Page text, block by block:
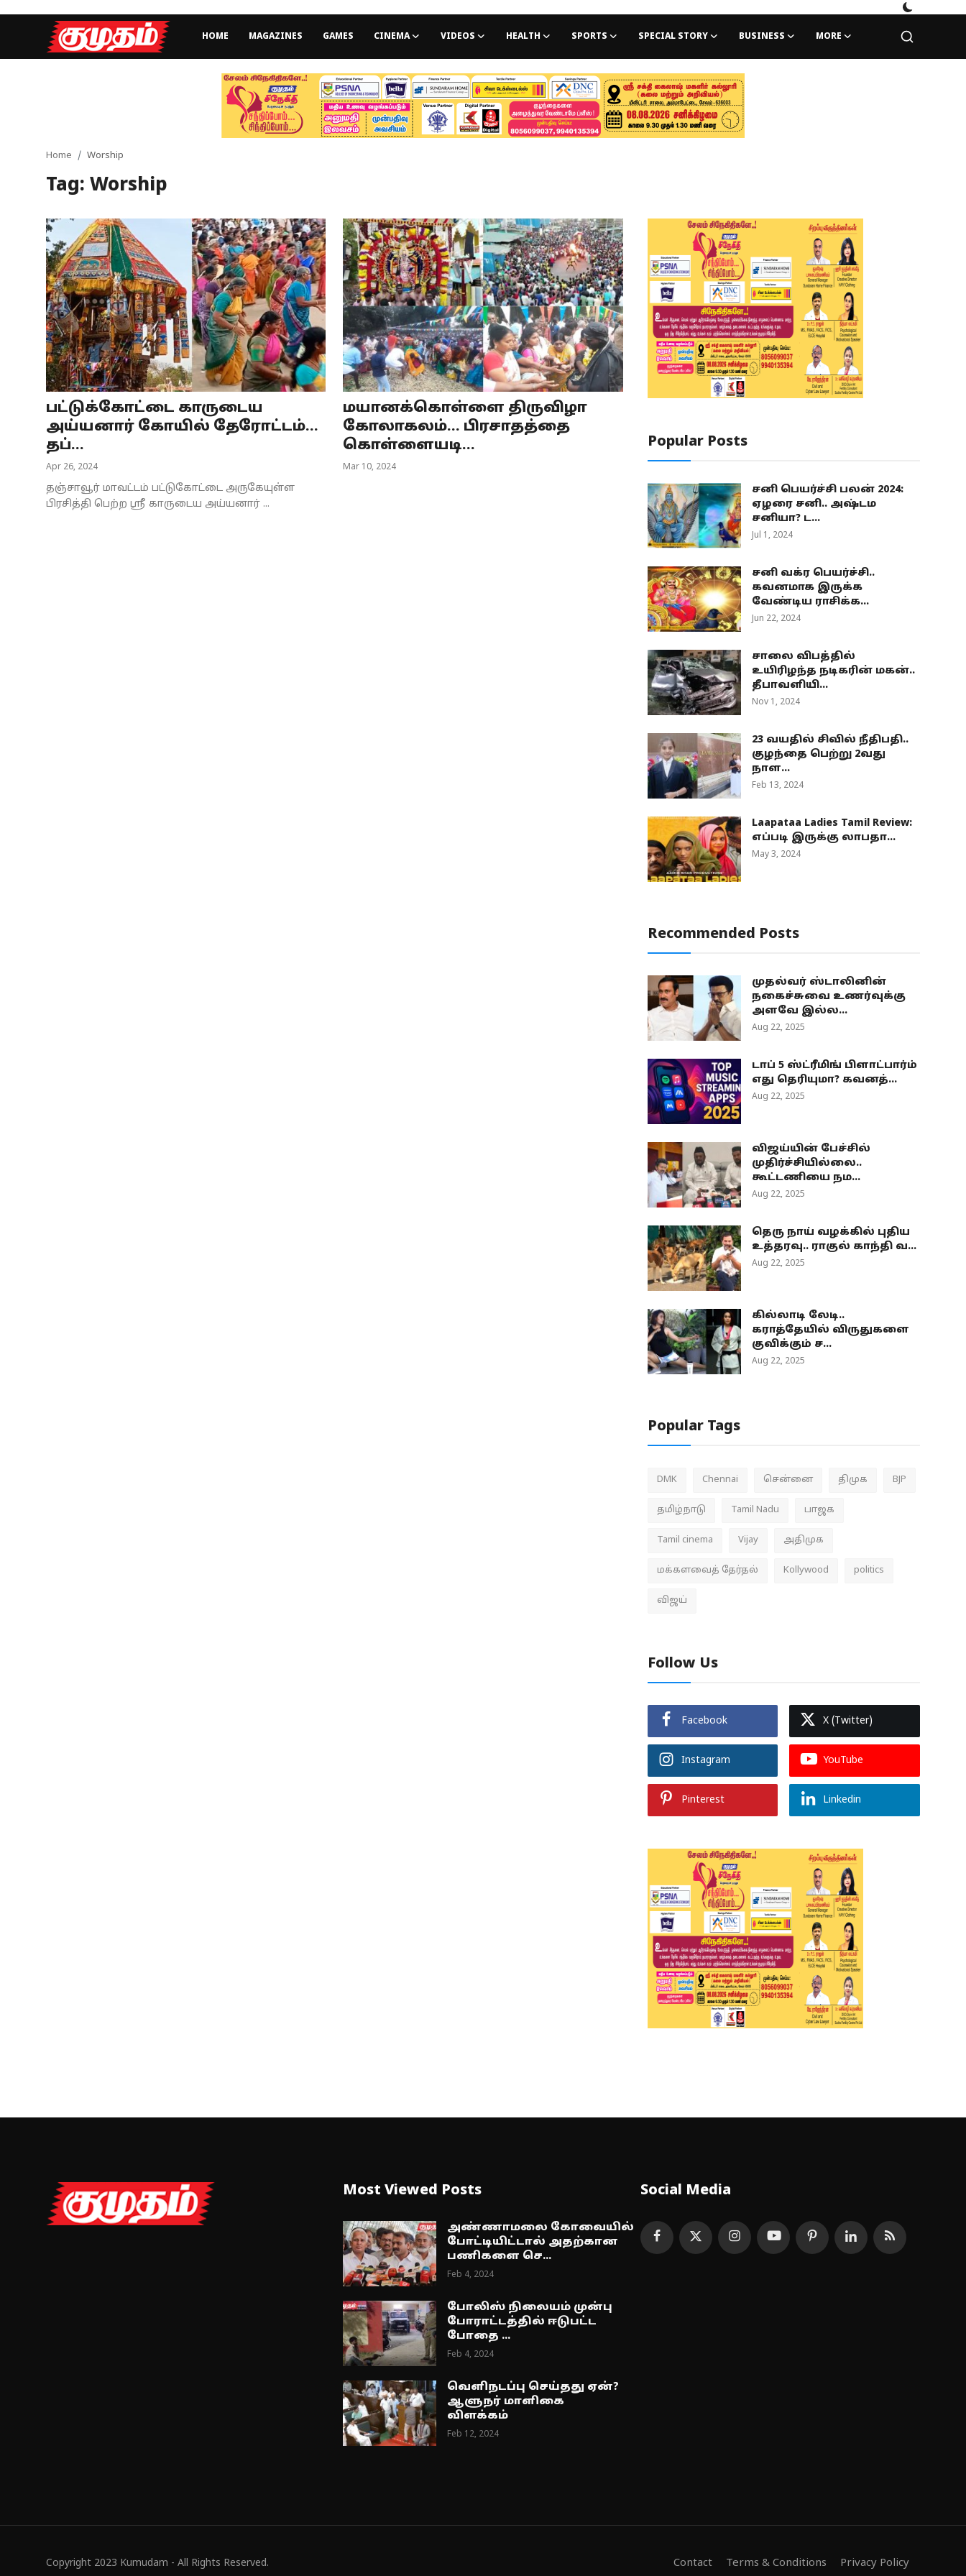
HOME MAGAZINES GAMES CINEMA VIDEOS HEALTH SPORTS SPECIAL STORY BUSINESS MORE
Games
Videos
Health
Special Story
Business
Tamilnadu
National
Astrology
Home Worship
Tag: Worship
பட்டுக்கோட்டை காருடைய
அய்யனார் கோயில் தேரோட்டம்...
தப்...
Apr 26, 2024
தஞ்சாவூர் மாவட்டம் பட்டுகோட்டை அருகேயுள்ள
பிரசித்தி பெற்ற ஸ்ரீ காருடைய அய்யனார் ...
மயானக்கொள்ளை திருவிழா
கோலாகலம்... பிரசாதத்தை
கொள்ளையடி...
Mar 10, 2024
Popular Posts
சனி பெயர்ச்சி பலன் 2024:
ஏழரை சனி.. அஷ்டம
சனியா? ட...
Jul 1, 2024
சனி வக்ர பெயர்ச்சி..
கவனமாக இருக்க
வேண்டிய ராசிக்க...
Jun 22, 2024
சாலை விபத்தில்
உயிரிழந்த நடிகரின் மகன்..
தீபாவளியி...
Nov 1, 2024
23 வயதில் சிவில் நீதிபதி..
குழந்தை பெற்று 2வது
நாள...
Feb 13, 2024
Laapataa Ladies Tamil Review:
எப்படி இருக்கு லாபதா...
May 3, 2024
Recommended Posts
முதல்வர் ஸ்டாலினின்
நகைச்சுவை உணர்வுக்கு
அளவே இல்ல...
Aug 22, 2025
டாப் 5 ஸ்ட்ரீமிங் பிளாட்பார்ம்
எது தெரியுமா? கவனத்...
Aug 22, 2025
விஜய்யின் பேச்சில்
முதிர்ச்சியில்லை..
கூட்டணியை நம...
Aug 22, 2025
தெரு நாய் வழக்கில் புதிய
உத்தரவு.. ராகுல் காந்தி வ...
Aug 22, 2025
கில்லாடி லேடி..
கராத்தேயில் விருதுகளை
குவிக்கும் ச...
Aug 22, 2025
Popular Tags
DMK Chennai சென்னை திமுக BJP
தமிழ்நாடு Tamil Nadu பாஜக
Tamil cinema Vijay அதிமுக
மக்களவைத் தேர்தல் Kollywood politics
விஜய்
Follow Us
Facebook X (Twitter)
Instagram YouTube
Pinterest Linkedin
Most Viewed Posts
அண்ணாமலை கோவையில்
போட்டியிட்டால் அதற்கான
பணிகளை செ...
Feb 4, 2024
போலிஸ் நிலையம் முன்பு
போராட்டத்தில் ஈடுபட்ட
போதை ...
Feb 4, 2024
வெளிநடப்பு செய்தது ஏன்?
ஆளுநர் மாளிகை
விளக்கம்
Feb 12, 2024
Social Media
Copyright 2023 Kumudam - All Rights Reserved. Contact Terms & Conditions Privacy Policy